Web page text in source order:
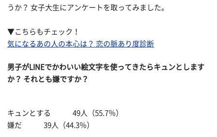
うか？ 女子大生にアンケートを取ってみました。
▼こちらもチェック！
気になるあの人の本心は？ 恋の脈あり度診断
男子がLINEでかわいい絵文字を使ってきたらキュンとします
か？ それとも嫌ですか？
キュンとする 49人（55.7％）
嫌だ 39人（44.3％）